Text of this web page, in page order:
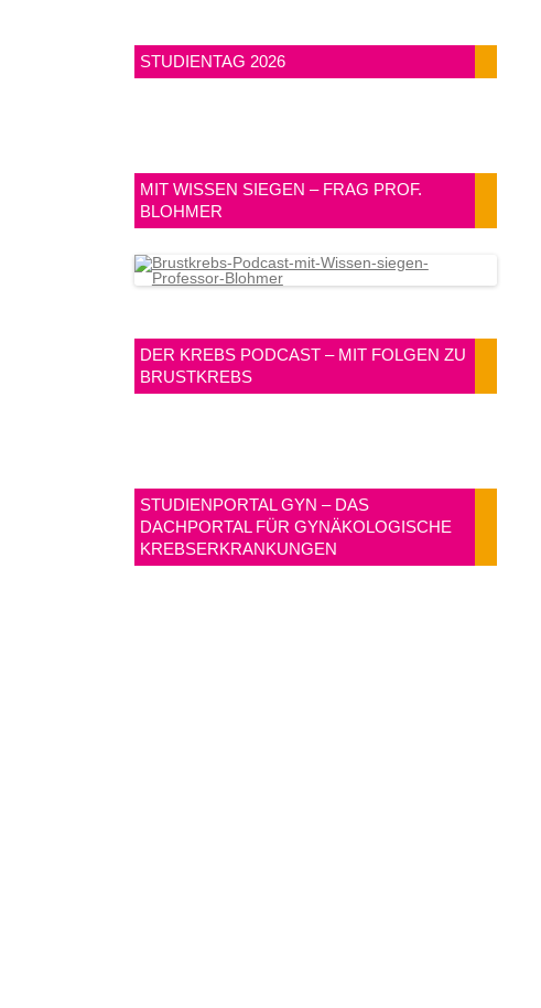
STUDIENTAG 2026
MIT WISSEN SIEGEN – FRAG PROF.
BLOHMER
DER KREBS PODCAST – MIT FOLGEN ZU
BRUSTKREBS
STUDIENPORTAL GYN – DAS
DACHPORTAL FÜR GYNÄKOLOGISCHE
KREBSERKRANKUNGEN